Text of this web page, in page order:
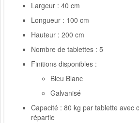
Largeur : 40 cm
Longueur : 100 cm
Hauteur : 200 cm
Nombre de tablettes : 5
Finitions disponibles :
Bleu Blanc
Galvanisé
Capacité : 80 kg par tablette avec
répartie